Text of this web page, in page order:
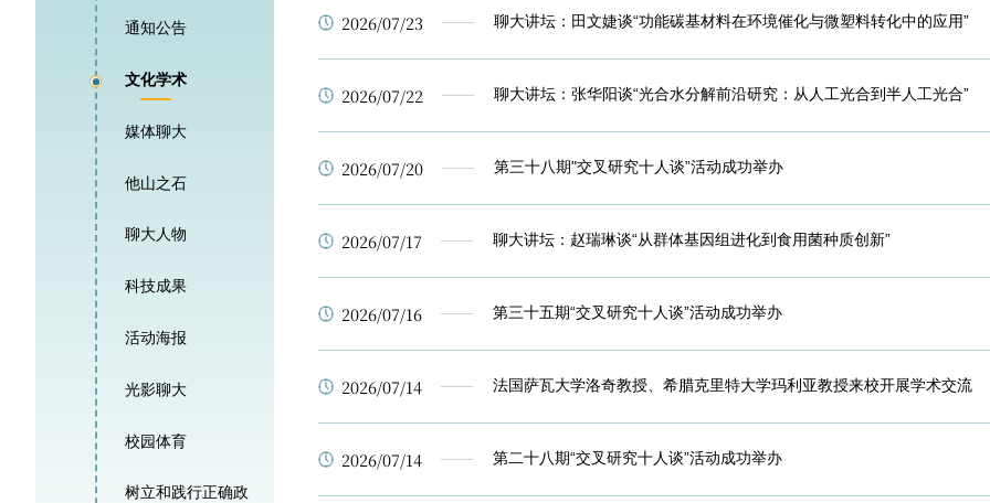
通知公告
文化学术
媒体聊大
他山之石
聊大人物
科技成果
活动海报
光影聊大
校园体育
树立和践行正确政
2026/07/23 聊大讲坛：田文婕谈“功能碳基材料在环境催化与微塑料转化中的应用”
2026/07/22 聊大讲坛：张华阳谈“光合水分解前沿研究：从人工光合到半人工光合”
2026/07/20 第三十八期"交叉研究十人谈”活动成功举办
2026/07/17 聊大讲坛：赵瑞琳谈“从群体基因组进化到食用菌种质创新”
2026/07/16 第三十五期“交叉研究十人谈”活动成功举办
2026/07/14 法国萨瓦大学洛奇教授、希腊克里特大学玛利亚教授来校开展学术交流
2026/07/14 第二十八期“交叉研究十人谈”活动成功举办